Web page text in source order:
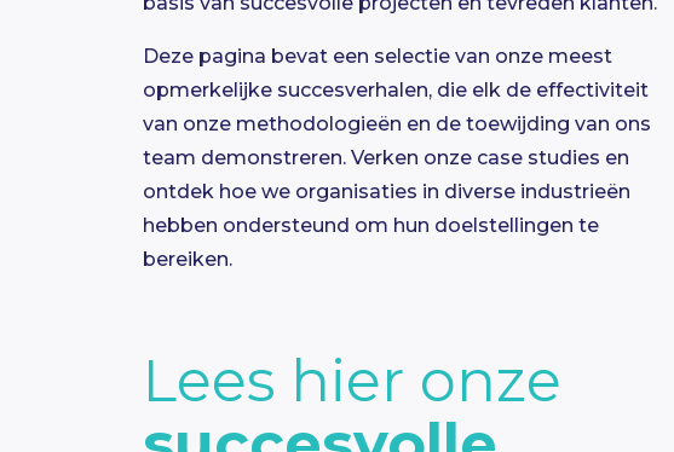
Deze pagina bevat een selectie van onze meest
opmerkelijke succesverhalen, die elk de effectiviteit
van onze methodologieën en de toewijding van ons
team demonstreren. Verken onze case studies en
ontdek hoe we organisaties in diverse industrieën
hebben ondersteund om hun doelstellingen te
bereiken.
Lees hier onze